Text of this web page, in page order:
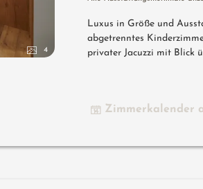
4
Luxus in Größe und
abgetrenntes
privater Jacuzzi mit Blick
Zimmerkalender